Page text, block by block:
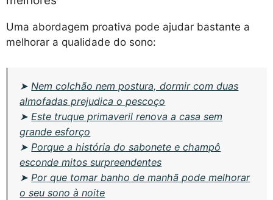
Uma abordagem proativa pode ajudar bastante a
melhorar a qualidade do sono:
➤Nem colchão nem postura, dormir com duas
almofadas prejudica o pescoço
➤Este truque primaveril renova a casa sem
grande esforço
➤Porque a história do sabonete e champô
esconde mitos surpreendentes
➤Por que tomar banho de manhã pode melhorar
o seu sono à noite